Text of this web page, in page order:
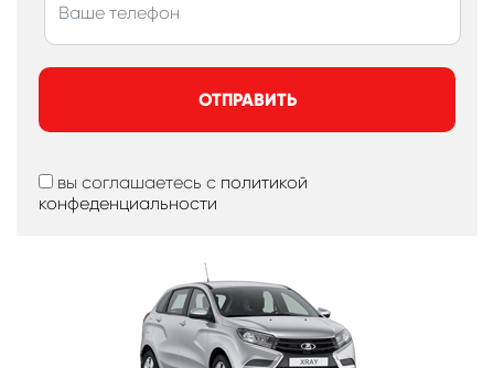
ОТПРАВИТЬ
вы соглашаетесь с политикой
конфеденциальности